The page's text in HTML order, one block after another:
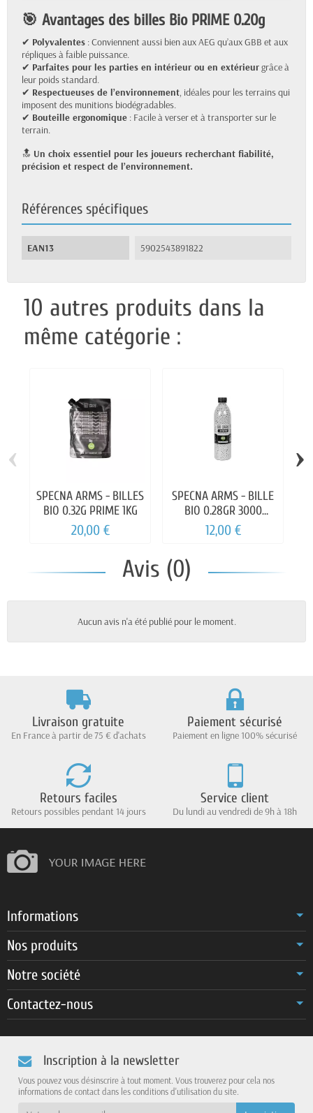
🎯 Avantages des billes Bio PRIME 0.20g
✔ Polyvalentes : Conviennent aussi bien aux AEG qu’aux GBB et aux
répliques à faible puissance.
✔ Parfaites pour les parties en intérieur ou en extérieurgrâce à
leur poids standard.
✔ Respectueuses de l’environnement, idéales pour les terrains qui
imposent des munitions biodégradables.
✔ Bouteille ergonomique : Facile à verser et à transporter sur le
terrain.
🔝 Un choix essentiel pour les joueurs recherchant fiabilité,
précision et respect de l’environnement.
Références spécifiques
EAN13 5902543891822
10 autres produits dans la
même catégorie :
SPECNA ARMS - BILLES
BIO 0.32G PRIME 1KG
20,00 €
SPECNA ARMS - BILLE
BIO 0.28GR 3000
BOUTEILLES
12,00 €
‹ ›
Avis (0)
Aucun avis n'a été publié pour le moment.
Livraison gratuite
En France à partir de 75 € d'achats
Paiement sécurisé
Paiement en ligne 100% sécurisé
Retours faciles
Retours possibles pendant 14 jours
Service client
Du lundi au vendredi de 9h à 18h
Informations
Nos produits
Notre société
Contactez-nous
Inscription à la newsletter
Vous pouvez vous désinscrire à tout moment. Vous trouverez pour cela nos
informations de contact dans les conditions d'utilisation du site.